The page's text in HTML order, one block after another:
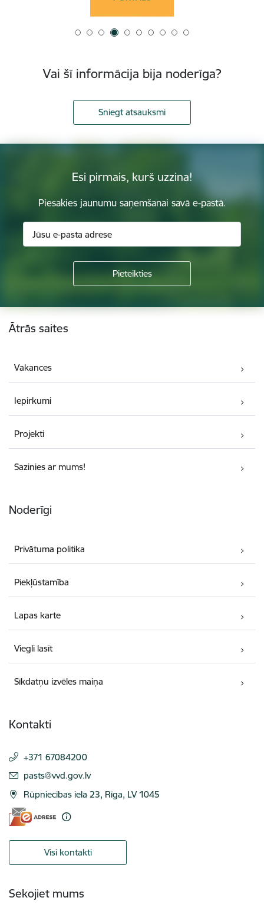
Vai šī informācija bija noderīga?
Sniegt atsauksmi
Esi pirmais, kurš uzzina!
Piesakies jaunumu saņemšanai savā e-pastā.
Kājene
Ātrās saites
Vakances
Iepirkumi
Projekti
Sazinies ar mums!
Noderīgi
Privātuma politika
Piekļūstamība
Lapas karte
Viegli lasīt
Sīkdatņu izvēles maiņa
Kontakti
+371 67084200
E-pasts:
pasts@vvd.gov.lv
Rūpniecības iela 23, Rīga, LV 1045
Visi kontakti
Sekojiet mums